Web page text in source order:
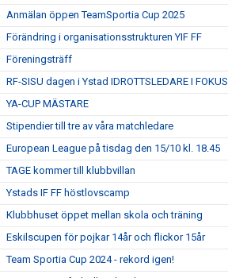
Anmälan öppen TeamSportia Cup 2025
Förändring i organisationsstrukturen YIF FF
Föreningsträff
RF-SISU dagen i Ystad IDROTTSLEDARE I FOKUS
YA-CUP MÄSTARE
Stipendier till tre av våra matchledare
European League på tisdag den 15/10 kl. 18.45
TAGE kommer till klubbvillan
Ystads IF FF höstlovscamp
Klubbhuset öppet mellan skola och träning
Eskilscupen för pojkar 14år och flickor 15år
Team Sportia Cup 2024 - rekord igen!